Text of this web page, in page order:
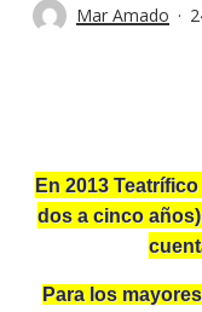
Mar Amado
En 2013
dos a cinco
Para los